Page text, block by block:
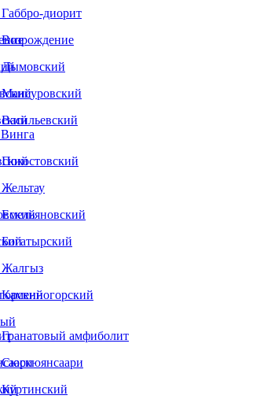
Габбро-диорит
Возрождение
Дымовский
Мансуровский
Васильевский
Винга
Покостовский
Жельтау
Емельяновский
Богатырский
Жалгыз
Каменногорский
Гранатовый амфиболит
Сюскюянсаари
Куртинский